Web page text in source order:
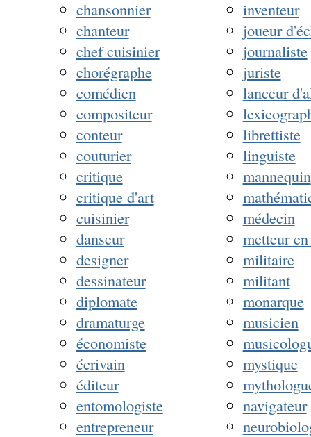
chansonnier
chanteur
chef cuisinier
chorégraphe
comédien
compositeur
conteur
couturier
critique
critique d'art
cuisinier
danseur
designer
dessinateur
diplomate
dramaturge
économiste
écrivain
éditeur
entomologiste
entrepreneur
inventeur
joueur
journaliste
juriste
lanceur
librettiste
linguiste
mannequin
médecin
metteur
militaire
militant
monarque
musicien
mystique
navigateur